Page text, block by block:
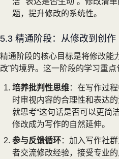
题，提升修改的系统性。
5.3 精通阶段：从修改到创作
精通阶段的核心目标是将修改能
改”的境界。这一阶段的学习重点
培养批判性思维：在写作过
时审视内容的合理性和表达
就思考“这句话是否可以更简
修改成为写作的自然延伸。
参与反馈循环：加入写作社
者交流修改经验，接受专业